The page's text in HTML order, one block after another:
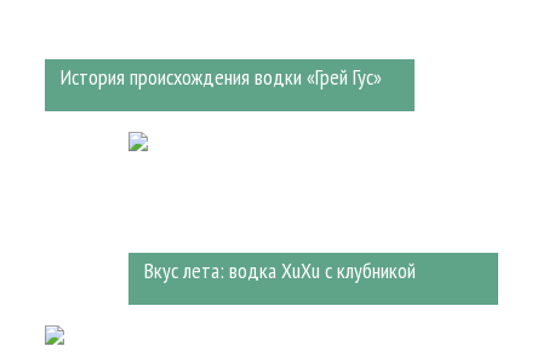
История происхождения водки «Грей Гус»
Вкус лета: водка XuXu с клубникой